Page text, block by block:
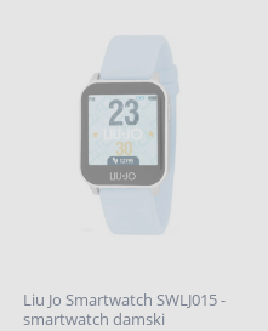
Liu Jo Smartwatch SWLJ015 -
smartwatch damski